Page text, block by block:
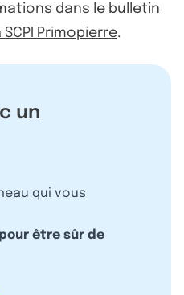
dans le bulletin
Primopierre.
un
qui vous
être sûr de